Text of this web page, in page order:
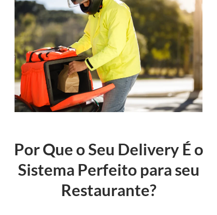
Por Que o Seu Delivery É o
Sistema Perfeito para seu
Restaurante?